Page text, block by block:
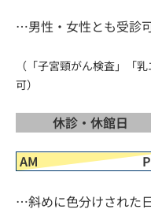
…男性・女性とも受診
（「子宮頸がん検査」「
可）
休診・休館日
AM
…斜めに色分けされた